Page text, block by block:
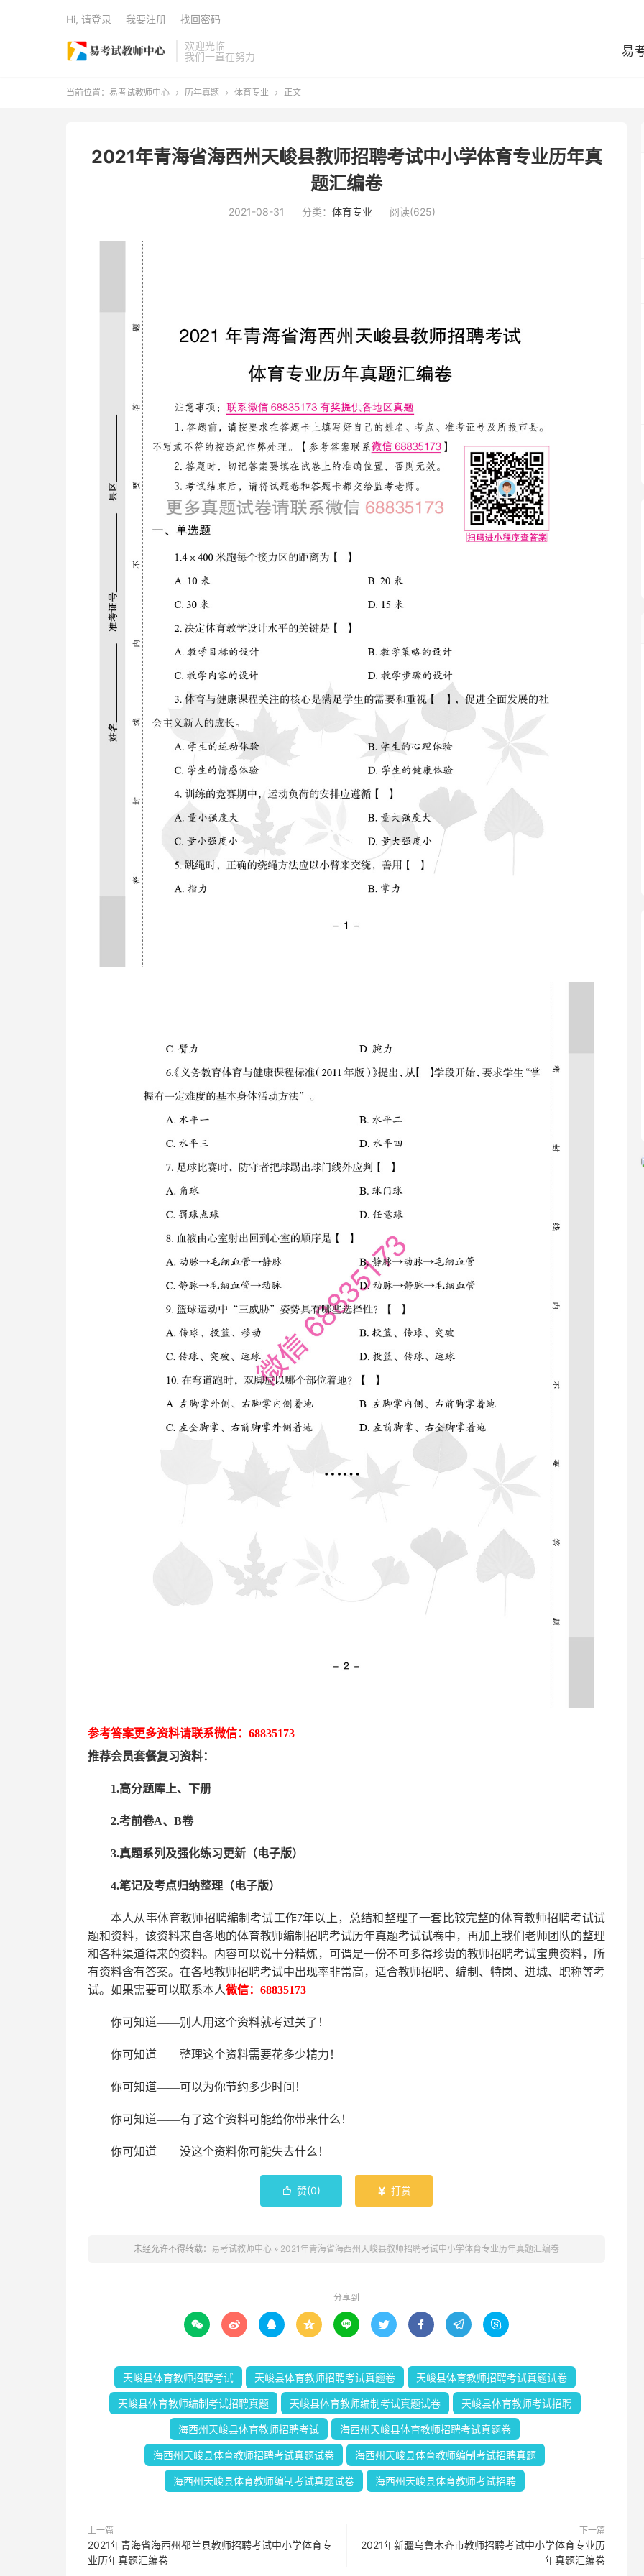
欢迎光临
我们一直在努力
易
Hi, 请登录 我要注册 找回密码
当前位置： 易考试教师中心  历年真题  体育专业  正文
2021年青海省海西州天峻县教师招聘考试中小学体育专业历年真
题汇编卷
2021-08-31 分类： 体育专业 阅读(625)
参考答案更多资料请联系微信： 68835173
推荐会员套餐复习资料：
1.高分题库上、下册
2.考前卷A、B卷
3.真题系列及强化练习更新（电子版）
4.笔记及考点归纳整理（电子版）
本人从事体育教师招聘编制考试工作7年以上，总结和整理了一套比较完整的体育教师招聘考试试
题和资料，该资料来自各地的体育教师编制招聘考试历年真题考试试卷中， 再加上我们 老师 团队的整理
和各种渠道得来的资料。内容可以说十分精炼，可谓是一份不可多得珍贵的教师招聘考试宝典资料，所
有资料含有答案。 在各地教师招聘考试中出现率非常高，适合教师招聘、编制、特岗、进城、职称等考
试。如果需要可以联系本人微信： 68835173
你可知道——别人用这个资料就考过关了！
你可知道——整理这个资料需要花多少精力 ！
你可知道——可以为你节约多少时间！
你可知道——有了这个资料可能给你带来什么！
你可知道——没这个资料你可能失去什么 ！
 赞(0)  打赏
未经允许不得转载： 易考试教师中心 » 2021年青海省海西州天峻县教师招聘考试中小学体育专业历年真题汇编卷
分享到
        
天峻县体育教师招聘考试 天峻县体育教师招聘考试真题卷 天峻县体育教师招聘考试真题试卷
天峻县体育教师编制考试招聘真题 天峻县体育教师编制考试真题试卷 天峻县体育教师考试招聘
海西州天峻县体育教师招聘考试 海西州天峻县体育教师招聘考试真题卷
海西州天峻县体育教师招聘考试真题试卷 海西州天峻县体育教师编制考试招聘真题
海西州天峻县体育教师编制考试真题试卷 海西州天峻县体育教师考试招聘
上一篇
2021年青海省海西州都兰县教师招聘考试中小学体育专
业历年真题汇编卷
下一篇
2021年新疆乌鲁木齐市教师招聘考试中小学体育专业历
年真题汇编卷